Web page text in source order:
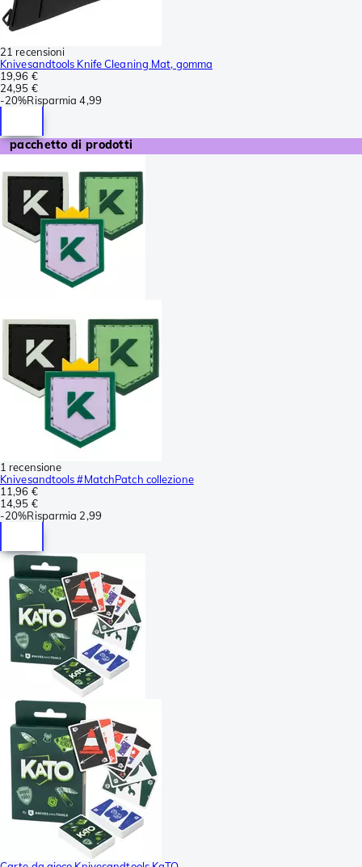
21 recensioni
Knivesandtools Knife Cleaning Mat, gomma
19,96 €
24,95 €
-20%Risparmia 4,99
pacchetto di prodotti
1 recensione
Knivesandtools #MatchPatch collezione
11,96 €
14,95 €
-20%Risparmia 2,99